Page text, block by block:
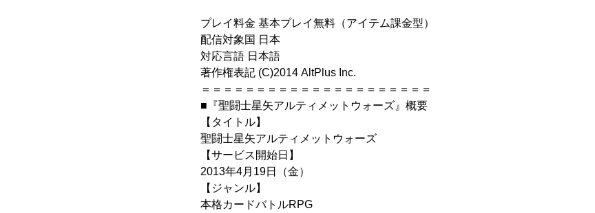
プレイ料金 基本プレイ無料（アイテム課金型）
配信対象国 日本
対応言語 日本語
著作権表記 (C)2014 AltPlus Inc.
＝＝＝＝＝＝＝＝＝＝＝＝＝＝＝＝＝＝＝＝＝
■『聖闘士星矢アルティメットウォーズ』概要
【タイトル】
聖闘士星矢アルティメットウォーズ
【サービス開始日】
2013年4月19日（金）
【ジャンル】
本格カードバトルRPG